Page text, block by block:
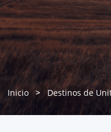
Inicio Destinos de